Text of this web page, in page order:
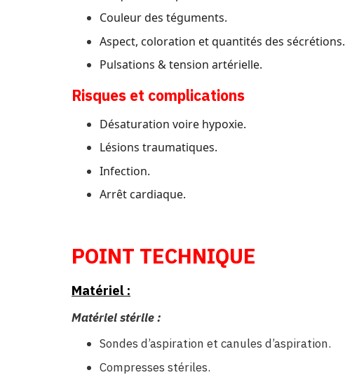
Couleur des téguments.
Aspect, coloration et quantités des sécrétions.
Pulsations & tension artérielle.
Risques et complications
Désaturation voire hypoxie.
Lésions traumatiques.
Infection.
Arrêt cardiaque.
POINT TECHNIQUE
Matériel :
Matériel stérile :
Sondes d’aspiration et canules d’aspiration.
Compresses stériles.